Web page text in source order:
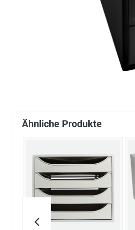
Ähnliche Produkte